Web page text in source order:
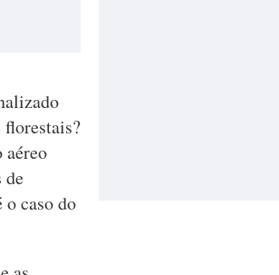
florestais?
aéreo
de
caso do